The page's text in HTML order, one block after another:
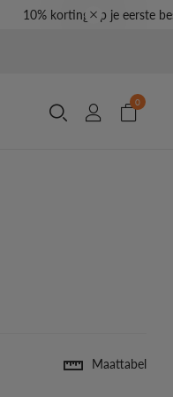
10% korting op je eerste
0
Maattabel